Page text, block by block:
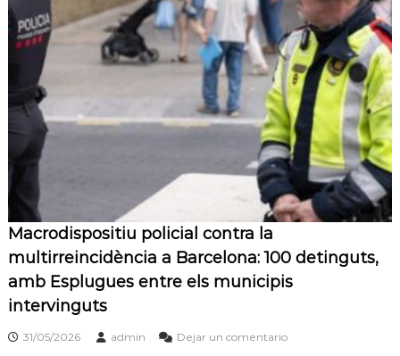
s
d
e
o
e
a
t
m
a
i
E
u
e
s
e
Macrodispositiu policial contra la
multirreincidència a Barcelona: 100 detinguts,
amb Esplugues entre els municipis
intervinguts
31/05/2026 admin Dejar un comentario